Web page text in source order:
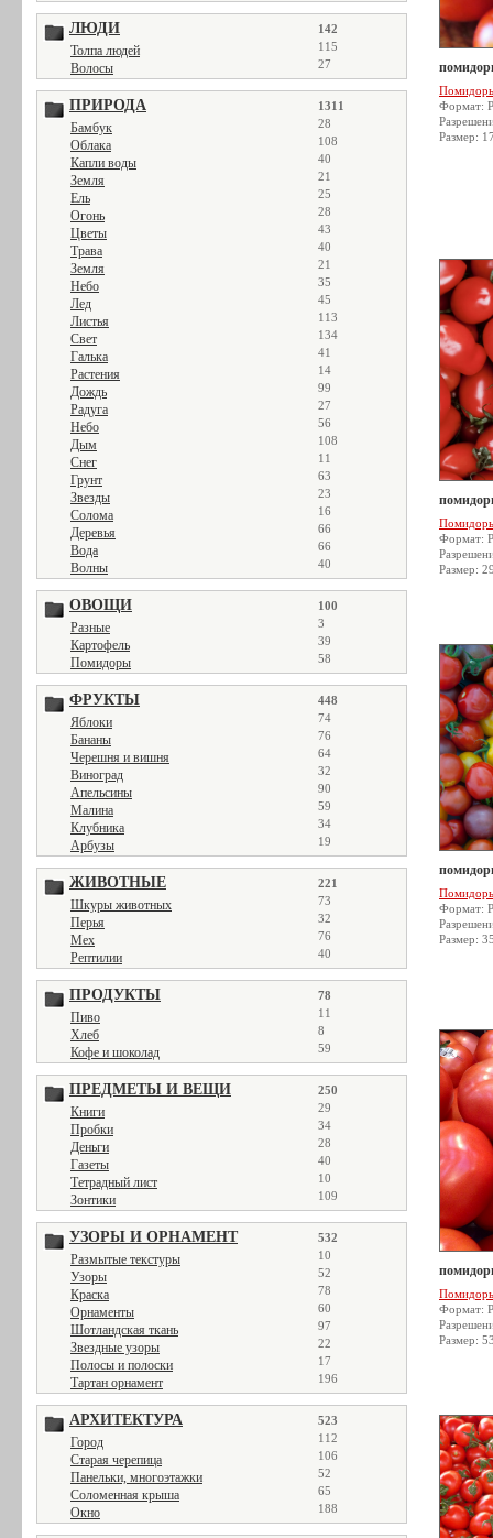
ЛЮДИ 142
Толпа людей 115
Волосы 27
ПРИРОДА 1311
Бамбук 28
Облака 108
Капли воды 40
Земля 21
Ель 25
Огонь 28
Цветы 43
Трава 40
Земля 21
Небо 35
Лед 45
Листья 113
Свет 134
Галька 41
Растения 14
Дождь 99
Радуга 27
Небо 56
Дым 108
Снег 11
Грунт 63
Звезды 23
Солома 16
Деревья 66
Вода 66
Волны 40
ОВОЩИ 100
Разные 3
Картофель 39
Помидоры 58
ФРУКТЫ 448
Яблоки 74
Бананы 76
Черешня и вишня 64
Виноград 32
Апельсины 90
Малина 59
Клубника 34
Арбузы 19
ЖИВОТНЫЕ 221
Шкуры животных 73
Перья 32
Мех 76
Рептилии 40
ПРОДУКТЫ 78
Пиво 11
Хлеб 8
Кофе и шоколад 59
ПРЕДМЕТЫ И ВЕЩИ 250
Книги 29
Пробки 34
Деньги 28
Газеты 40
Тетрадный лист 10
Зонтики 109
УЗОРЫ И ОРНАМЕНТ 532
Размытые текстуры 10
Узоры 52
Краска 78
Орнаменты 60
Шотландская ткань 97
Звездные узоры 22
Полосы и полоски 17
Тартан орнамент 196
АРХИТЕКТУРА 523
Город 112
Старая черепица 106
Панельки, многоэтажки 52
Соломенная крыша 65
Окно 188
Формат:
Размер:
Формат:
Размер:
Формат:
Размер:
Формат:
Размер: